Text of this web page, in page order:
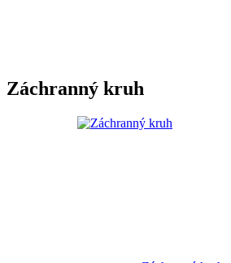
Záchranný kruh